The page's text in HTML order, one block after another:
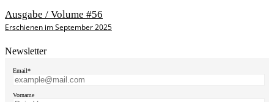
Ausgabe / Volume #56
Erschienen im September 2025
Newsletter
Email*
Vorname